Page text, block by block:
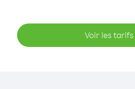
Voir les tarifs